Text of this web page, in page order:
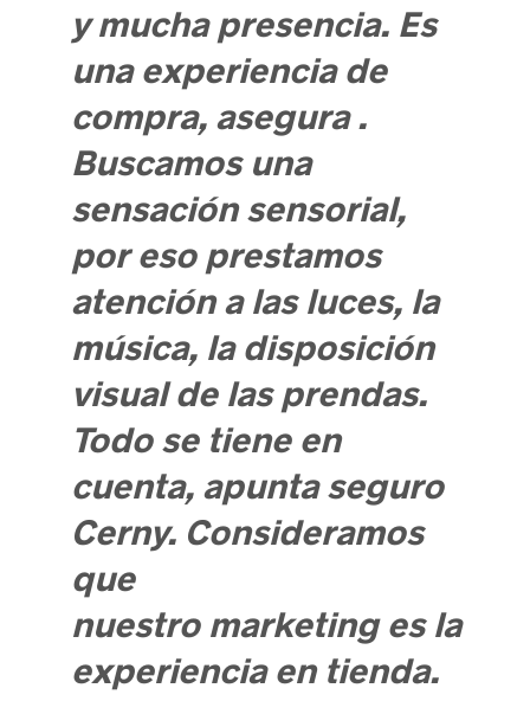
y mucha presencia. Es
una experiencia de
compra, asegura .
Buscamos una
sensación sensorial,
por eso prestamos
atención a las luces, la
música, la disposición
visual de las prendas.
Todo se tiene en
cuenta, apunta seguro
Cerny. Consideramos
que
nuestro marketinges la
experiencia en tienda.